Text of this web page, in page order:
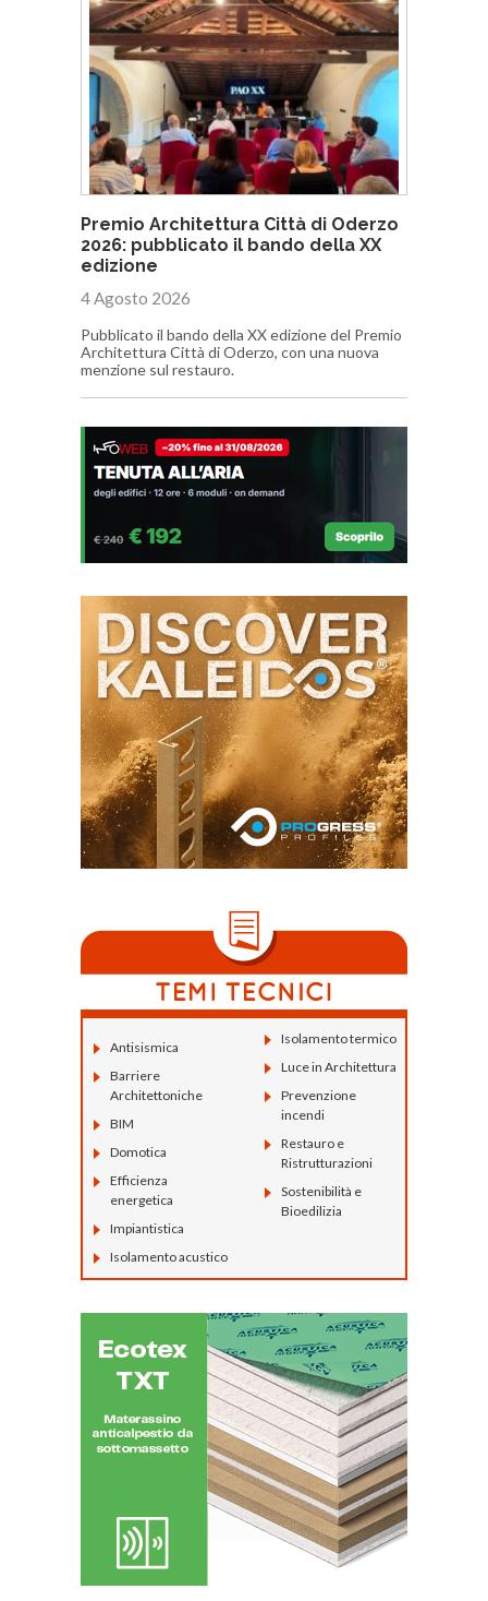
Premio Architettura Città di Oderzo
2026: pubblicato il bando della XX
edizione
4 Agosto 2026
Pubblicato il bando della XX edizione del Premio
Architettura Città di Oderzo, con una nuova
menzione sul restauro.
Antisismica
Barriere
Architettoniche
BIM
Domotica
Efficienza
energetica
Impiantistica
Isolamento acustico
Isolamento termico
Luce in Architettura
Prevenzione
incendi
Restauro e
Ristrutturazioni
Sostenibilità e
Bioedilizia